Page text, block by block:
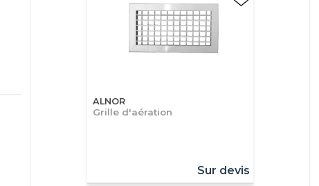
ALNOR
Grille d'aération
Sur devis